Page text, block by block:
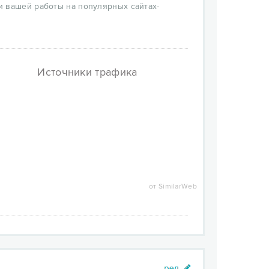
работы на популярных сайтах-
и прочее.
пользователя.
и Google.
Источники трафика
от SimilarWeb